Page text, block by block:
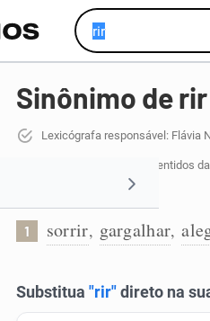
Sinônimo de rir
Lexicógrafa responsável: Flávia
para 4 sentidos
1 sorrir, gargalhar,